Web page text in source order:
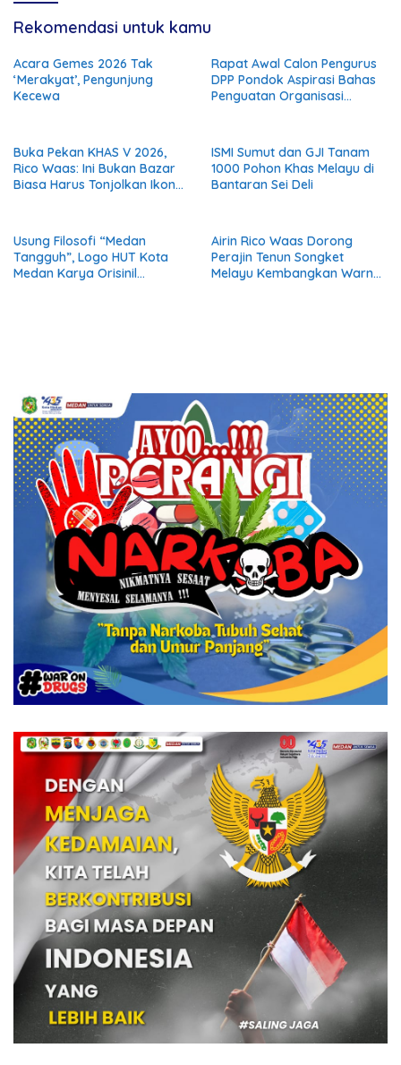
Rekomendasi untuk kamu
Acara Gemes 2026 Tak
‘Merakyat’, Pengunjung
Kecewa
Rapat Awal Calon Pengurus
DPP Pondok Aspirasi Bahas
Penguatan Organisasi
Buka Pekan KHAS V 2026,
Rico Waas: Ini Bukan Bazar
Biasa Harus Tonjolkan Ikon
ISMI Sumut dan GJI Tanam
1000 Pohon Khas Melayu di
Bantaran Sei Deli
Usung Filosofi “Medan
Tangguh”, Logo HUT Kota
Medan Karya Orisinil
Airin Rico Waas Dorong
Perajin Tenun Songket
Melayu Kembangkan Warna